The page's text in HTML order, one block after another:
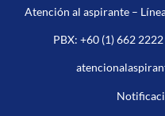
Atención al aspirante –
PBX: +60 (1) 662 2222